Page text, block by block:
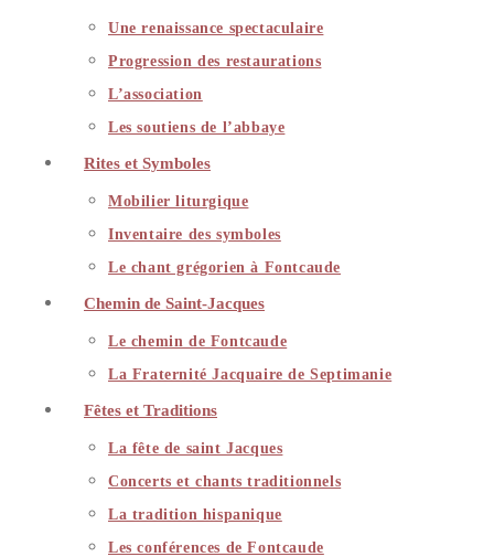
Une renaissance spectaculaire
Progression des restaurations
L’association
Les soutiens de l’abbaye
Rites et Symboles
Mobilier liturgique
Inventaire des symboles
Le chant grégorien à Fontcaude
Chemin de Saint-Jacques
Le chemin de Fontcaude
La Fraternité Jacquaire de Septimanie
Fêtes et Traditions
La fête de saint Jacques
Concerts et chants traditionnels
La tradition hispanique
Les conférences de Fontcaude